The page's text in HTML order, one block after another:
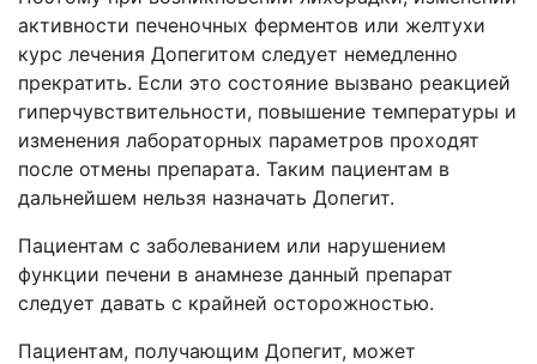
активности печеночных ферментов или желтухи
курс лечения Допегитом следует немедленно
прекратить. Если это состояние вызвано реакцией
гиперчувствительности, повышение температуры и
изменения лабораторных параметров проходят
после отмены препарата. Таким пациентам в
дальнейшем нельзя назначать Допегит.
Пациентам с заболеванием или нарушением
функции печени в анамнезе данный препарат
следует давать с крайней осторожностью.
Пациентам, получающим Допегит, может